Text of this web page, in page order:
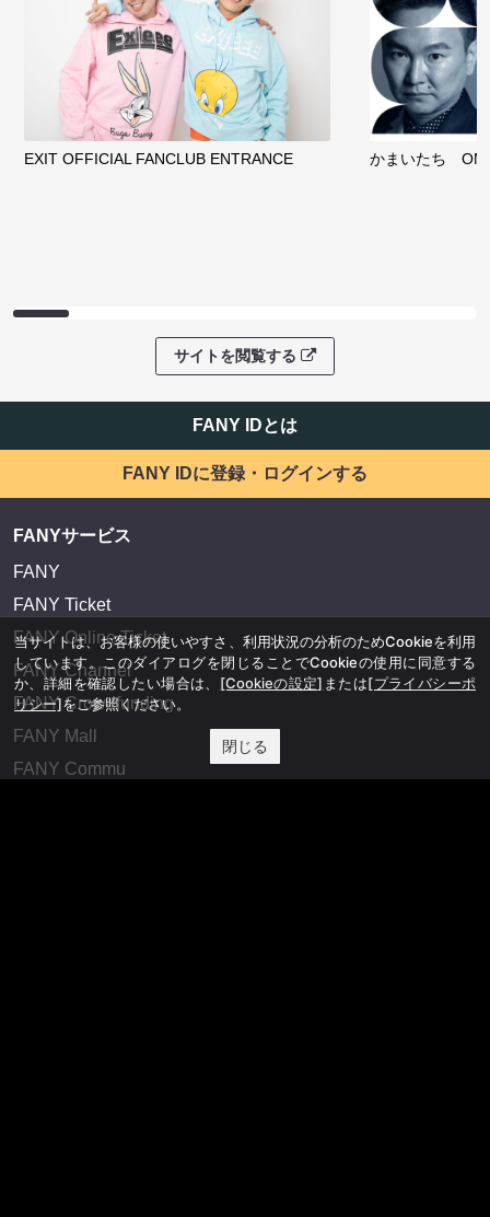
EXIT OFFICIAL FANCLUB ENTRANCE かまいたち
サイトを閲覧する
FANY IDとは
FANY IDに登録・ログインする
FANYサービス
FANY
FANY Ticket
FANY Online Ticket
FANY Channel
FANY Crowdfunding
FANY Mall
FANY Commu
当サイトは、お客様の使いやすさ、利用状況の分析のためCookieを利用
しています。このダイアログを閉じることでCookieの使用に同意する
か、詳細を確認したい場合は、 [Cookieの設定] または[プライバシーポ
リシー]をご参照ください。
閉じる